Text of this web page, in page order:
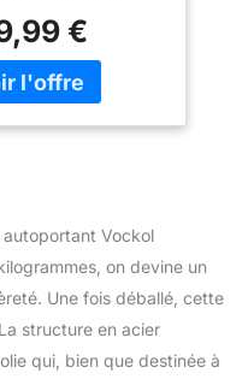
Professionnel
Extérieur,
Garage et
55P x
x 94H cm
reconnu pour sa
et sa
Sa surface
après une
pour une cuisine
et
2 Grands
de deux basins
et profonds,
€
autoportant Vockol
on devine un
Une fois déballé, cette
structure en acier
qui, bien que destinée à